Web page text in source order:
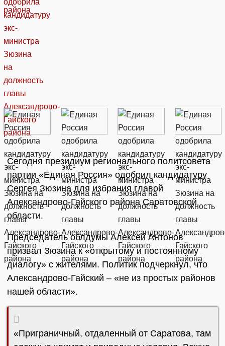
Сегодня президиум регионального политсовета
партии «Единая Россия» одобрил кандидатуру
Сергея Зюзина для избрания главой
Александрово-Гайского района Саратовской
области.
Председатель облдумы Алексей Антонов
призвал Зюзина к «открытому и постоянному
диалогу» с жителями. Политик подчеркнул, что
Александрово-Гайский – «не из простых районов
нашей области».
«Приграничный, отдаленный от Саратова, там